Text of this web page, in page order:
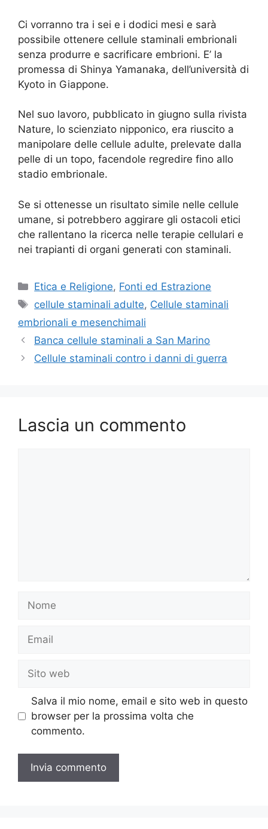
Ci vorranno tra i sei e i dodici mesi e sarà
possibile ottenere cellule staminali embrionali
senza produrre e sacrificare embrioni. E’ la
promessa di Shinya Yamanaka, dell’università di
Kyoto in Giappone.
Nel suo lavoro, pubblicato in giugno sulla rivista
Nature, lo scienziato nipponico, era riuscito a
manipolare delle cellule adulte, prelevate dalla
pelle di un topo, facendole regredire fino allo
stadio embrionale.
Se si ottenesse un risultato simile nelle cellule
umane, si potrebbero aggirare gli ostacoli etici
che rallentano la ricerca nelle terapie cellulari e
nei trapianti di organi generati con staminali.
Categorie
Etica e Religione, Fonti ed Estrazione
Tag
cellule staminali adulte, Cellule staminali
embrionali e mesenchimali
Banca cellule staminali a San Marino
Cellule staminali contro i danni di guerra
Lascia un commento
web
Salva il mio nome, email e sito web in questo
browser per la prossima volta che
commento.